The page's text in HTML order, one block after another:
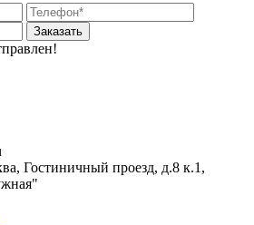
Заказать
Гостиничный проезд, д.8 к.1,